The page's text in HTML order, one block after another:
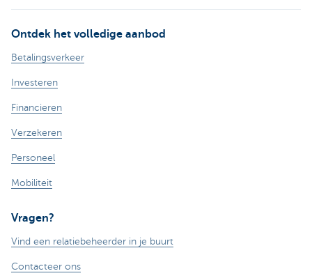
Ontdek het volledige aanbod
Betalingsverkeer
Investeren
Financieren
Verzekeren
Personeel
Mobiliteit
Vragen?
Vind een relatiebeheerder in je buurt
Contacteer ons